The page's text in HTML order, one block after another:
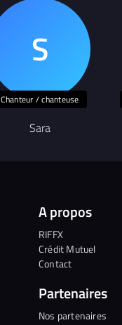
Chanteur / chanteuse
Sara
A propos
RIFFX
Crédit Mutuel
Contact
Partenaires
Nos partenaires